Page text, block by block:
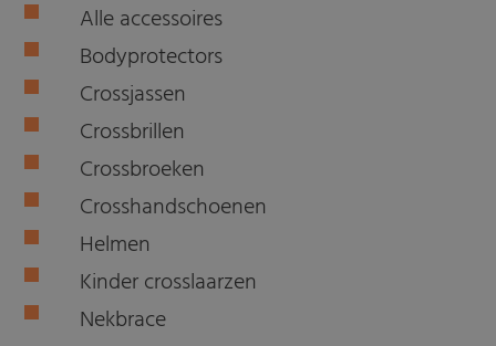
Alle accessoires
Bodyprotectors
Crossjassen
Crossbrillen
Crossbroeken
Crosshandschoenen
Helmen
Kinder crosslaarzen
Nekbrace